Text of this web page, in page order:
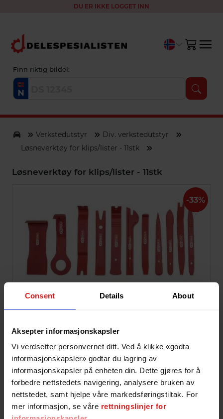
Consent Details About
Aksepter informasjonskapsler
Vi verdsetter personvernet ditt. Ved å klikke «godta
informasjonskapsler» godtar du lagring av
informasjonskapsler på enheten din. Dette gjøres for å
forbedre nettstedets navigering, analysere bruken av
nettstedet, samt hjelpe våre markedsføringstiltak. For
mer informasjon, se våre rettningslinjer for
DU ER IKKE LOGGET INN
Finn riktig bildel:
Verkstedutstyr
Div. verkstedutstyr
Løsneverktøy for klips/lister - 11stk
Løsneverktøy for klips/lister - 11stk
-33%
Klar fredag 14. august
På partnerlager i Norge - inne hos oss over natten
Alle leveringstider er ESTIMERT med utgangspunkt i sentrale og
mellomsentrale områder.
Part number:911.8205
Legg i handlekurv